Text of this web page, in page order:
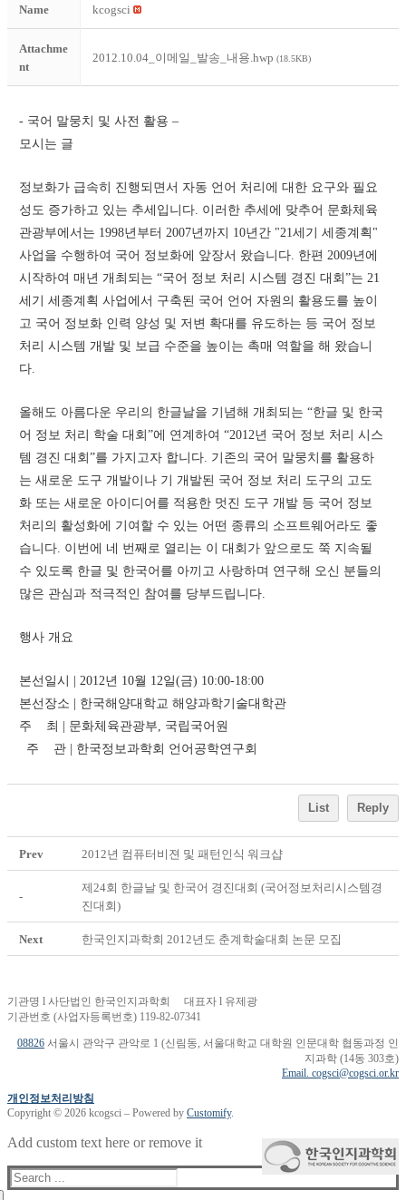
Name kcogsci
Attachme
nt
2012.10.04_이메일_발송_내용.hwp (18.5KB)
- 국어 말뭉치 및 사전 활용 –
모시는 글
정보화가 급속히 진행되면서 자동 언어 처리에 대한 요구와 필요
성도 증가하고 있는 추세입니다. 이러한 추세에 맞추어 문화체육
관광부에서는 1998년부터 2007년까지 10년간 "21세기 세종계획"
사업을 수행하여 국어 정보화에 앞장서 왔습니다. 한편 2009년에
시작하여 매년 개최되는 “국어 정보 처리 시스템 경진 대회”는 21
세기 세종계획 사업에서 구축된 국어 언어 자원의 활용도를 높이
고 국어 정보화 인력 양성 및 저변 확대를 유도하는 등 국어 정보
처리 시스템 개발 및 보급 수준을 높이는 촉매 역할을 해 왔습니
다.
올해도 아름다운 우리의 한글날을 기념해 개최되는 “한글 및 한국
어 정보 처리 학술 대회”에 연계하여 “2012년 국어 정보 처리 시스
템 경진 대회”를 가지고자 합니다. 기존의 국어 말뭉치를 활용하
는 새로운 도구 개발이나 기 개발된 국어 정보 처리 도구의 고도
화 또는 새로운 아이디어를 적용한 멋진 도구 개발 등 국어 정보
처리의 활성화에 기여할 수 있는 어떤 종류의 소프트웨어라도 좋
습니다. 이번에 네 번째로 열리는 이 대회가 앞으로도 쭉 지속될
수 있도록 한글 및 한국어를 아끼고 사랑하며 연구해 오신 분들의
많은 관심과 적극적인 참여를 당부드립니다.
행사 개요
본선일시 | 2012년 10월 12일(금) 10:00-18:00
본선장소 | 한국해양대학교 해양과학기술대학관
주    최 | 문화체육관광부, 국립국어원
  주    관 | 한국정보과학회 언어공학연구회
List Reply
Prev 2012년 컴퓨터비젼 및 패턴인식 워크샵
-
제24회 한글날 및 한국어 경진대회 (국어정보처리시스템경
진대회)
Next 한국인지과학회 2012년도 춘계학술대회 논문 모집
기관명 l 사단법인 한국인지과학회 대표자 l 유제광
기관번호 (사업자등록번호) 119-82-07341
08826 서울시 관악구 관악로 1 (신림동, 서울대학교 대학원 인문대학 협동과정 인
지과학 (14동 303호)
Email. cogsci@cogsci.or.kr
개인정보처리방침
Copyright © 2026 kcogsci – Powered by Customify.
Add custom text here or remove it
Search
for: